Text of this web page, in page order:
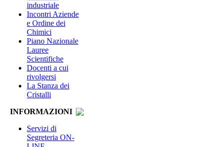
industriale
Incontri Aziende
e Ordine dei
Chimici
Piano Nazionale
Lauree
Scientifiche
Docenti a cui
rivolgersi
La Stanza dei
Cristalli
INFORMAZIONI
Servizi di
Segreteria ON-